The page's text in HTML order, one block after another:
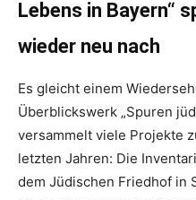
Lebens in Bayern“
wieder neu nach
Es gleicht einem
Überblickswerk „Spuren
versammelt viele Projekte
letzten Jahren: Die
dem Jüdischen Friedhof in